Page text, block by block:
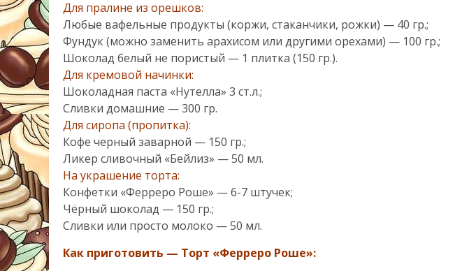
Для пралине из орешков:
Любые вафельные продукты (коржи, стаканчики, рожки) — 40 гр.;
Фундук (можно заменить арахисом или другими орехами) — 100 гр.;
Шоколад белый не пористый — 1 плитка (150 гр.).
Для кремовой начинки:
Шоколадная паста «Нутелла» 3 ст.л.;
Сливки домашние — 300 гр.
Для сиропа (пропитка):
Кофе черный заварной — 150 гр.;
Ликер сливочный «Бейлиз» — 50 мл.
На украшение торта:
Конфетки «Ферреро Роше» — 6-7 штучек;
Чёрный шоколад — 150 гр.;
Сливки или просто молоко — 50 мл.
Как приготовить — Торт «Ферреро Роше»: